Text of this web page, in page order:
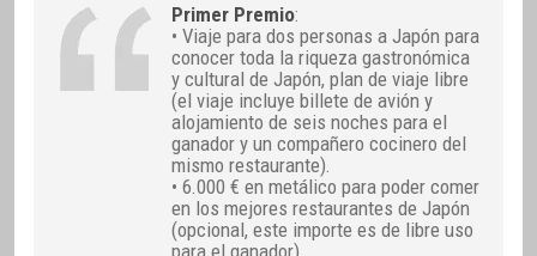
Primer Premio:
• Viaje para dos personas a Japón para
conocer toda la riqueza gastronómica
y cultural de Japón, plan de viaje libre
(el viaje incluye billete de avión y
alojamiento de seis noches para el
ganador y un compañero cocinero del
mismo restaurante).
• 6.000 € en metálico para poder comer
en los mejores restaurantes de Japón
(opcional, este importe es de libre uso
para el ganador).